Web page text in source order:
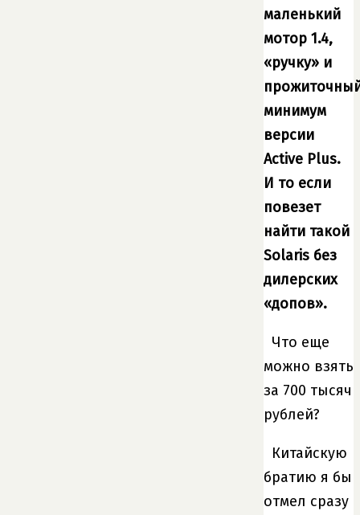
маленький
мотор 1.4,
«ручку» и
минимум
версии
Active Plus.
И то если
повезет
найти такой
Solaris без
дилерских
«допов».
Что еще
можно взять
за 700 тысяч
рублей?
Китайскую
братию я бы
отмел сразу